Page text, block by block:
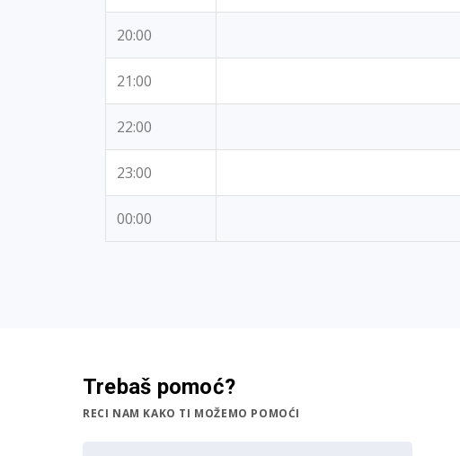
20:00
21:00
22:00
23:00
00:00
Trebaš pomoć?
RECI NAM KAKO TI MOŽEMO POMOĆI